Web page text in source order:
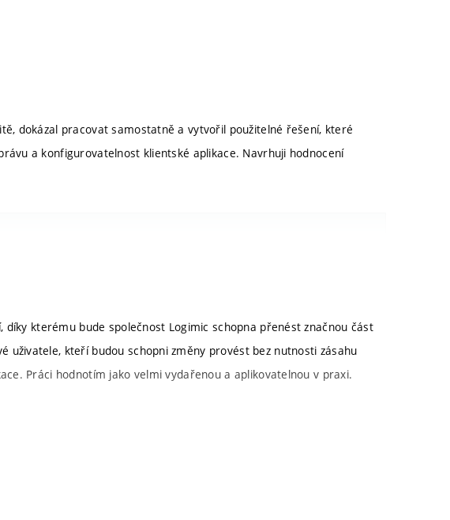
dokázal pracovat samostatně a vytvořil použitelné řešení, které
a konfigurovatelnost klientské aplikace. Navrhuji hodnocení
s firmou Logimic. Cílem bylo navázat na bakalářskou práci
platformy firmy Logimic určené pro správu chytrých zařízení. Pro tyto
technologie pro tvorbu klientských částí webových aplikací
Zadání hodnotím jako náročnější a považuji ho za splněné ve všech
učení technické v Brně, Fakulta informačních technologií. Vedoucí
díky kterému bude společnost Logimic schopna přenést značnou část
uživatele, kteří budou schopni změny provést bez nutnosti zásahu
Práci hodnotím jako velmi vydařenou a aplikovatelnou v praxi.